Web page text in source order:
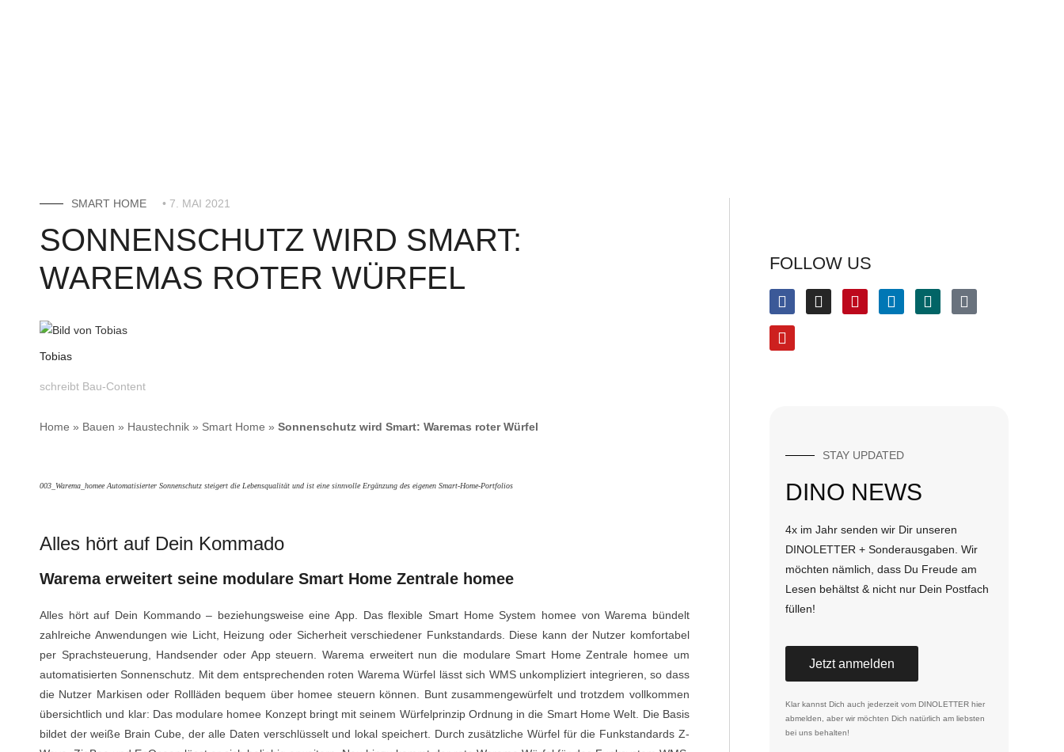
SMART HOME • 7. MAI 2021
SONNENSCHUTZ WIRD SMART:
WAREMAS ROTER WÜRFEL
Tobias
schreibt Bau-Content
Home » Bauen » Haustechnik » Smart Home » Sonnenschutz wird Smart: Waremas roter Würfel
003_Warema_homee Automatisierter Sonnenschutz steigert die Lebensqualität und ist eine sinnvolle Ergänzung des eigenen Smart-Home-Portfolios
Alles hört auf Dein Kommado
Warema erweitert seine modulare Smart Home Zentrale homee
Alles hört auf Dein Kommando – beziehungsweise eine App. Das flexible Smart Home System homee von Warema bündelt
zahlreiche Anwendungen wie Licht, Heizung oder Sicherheit verschiedener Funkstandards. Diese kann der Nutzer komfortabel
per Sprachsteuerung, Handsender oder App steuern. Warema erweitert nun die modulare Smart Home Zentrale homee um
automatisierten Sonnenschutz. Mit dem entsprechenden roten Warema Würfel lässt sich WMS unkompliziert integrieren, so dass
die Nutzer Markisen oder Rollläden bequem über homee steuern können. Bunt zusammengewürfelt und trotzdem vollkommen
übersichtlich und klar: Das modulare homee Konzept bringt mit seinem Würfelprinzip Ordnung in die Smart Home Welt. Die Basis
bildet der weiße Brain Cube, der alle Daten verschlüsselt und lokal speichert. Durch zusätzliche Würfel für die Funkstandards Z-
FOLLOW US
STAY UPDATED
DINO NEWS
4x im Jahr senden wir Dir unseren
DINOLETTER + Sonderausgaben. Wir
möchten nämlich, dass Du Freude am
Lesen behältst & nicht nur Dein Postfach
füllen!
Jetzt anmelden
Klar kannst Dich auch jederzeit vom DINOLETTER hier
abmelden, aber wir möchten Dich natürlich am liebsten
bei uns behalten!